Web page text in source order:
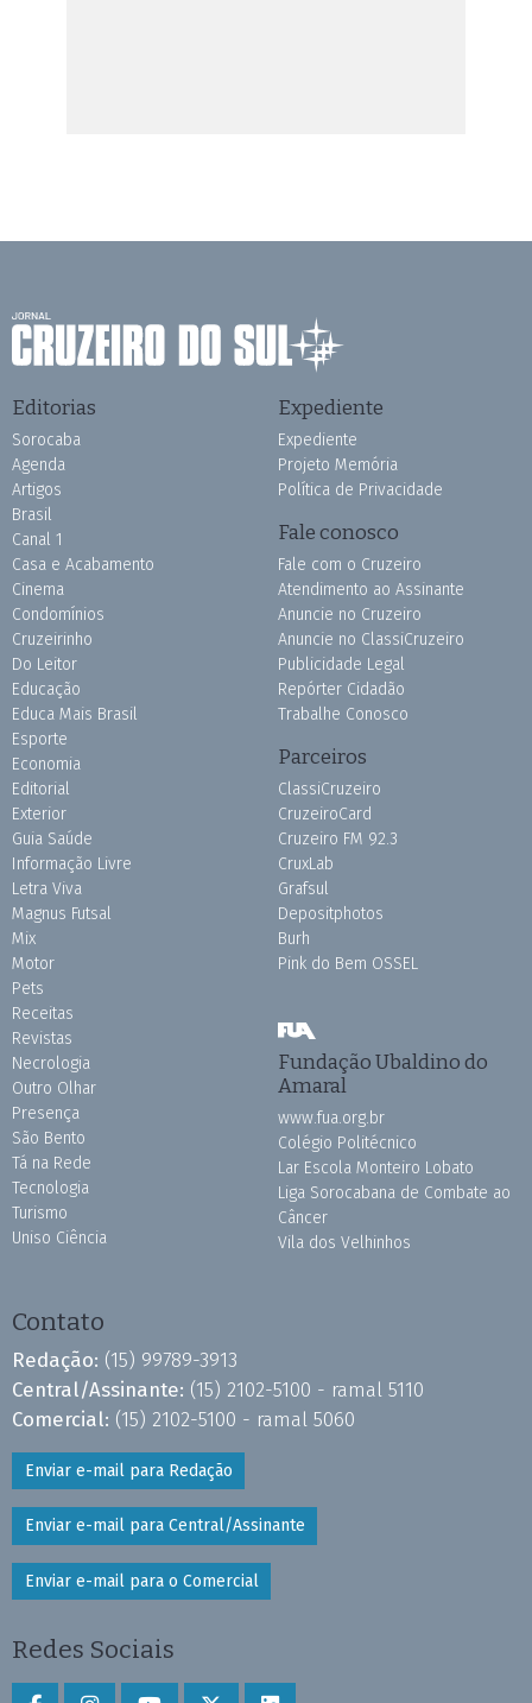
Editorias
Sorocaba
Agenda
Artigos
Brasil
Canal 1
Casa e Acabamento
Cinema
Condomínios
Cruzeirinho
Do Leitor
Educação
Educa Mais Brasil
Esporte
Economia
Editorial
Exterior
Guia Saúde
Informação Livre
Letra Viva
Magnus Futsal
Mix
Motor
Pets
Receitas
Revistas
Necrologia
Outro Olhar
Presença
São Bento
Tá na Rede
Tecnologia
Turismo
Uniso Ciência
Expediente
Expediente
Projeto Memória
Política de Privacidade
Fale conosco
Fale com o Cruzeiro
Atendimento ao Assinante
Anuncie no Cruzeiro
Anuncie no ClassiCruzeiro
Publicidade Legal
Repórter Cidadão
Trabalhe Conosco
Parceiros
ClassiCruzeiro
CruzeiroCard
Cruzeiro FM 92.3
CruxLab
Grafsul
Depositphotos
Burh
Pink do Bem OSSEL
Fundação Ubaldino do
Amaral
www.fua.org.br
Colégio Politécnico
Lar Escola Monteiro Lobato
Liga Sorocabana de Combate ao
Câncer
Vila dos Velhinhos
Contato
Redação: (15) 99789-3913
Central/Assinante: (15) 2102-5100 - ramal 5110
Comercial: (15) 2102-5100 - ramal 5060
Enviar e-mail para Redação
Enviar e-mail para Central/Assinante
Enviar e-mail para o Comercial
Redes Sociais